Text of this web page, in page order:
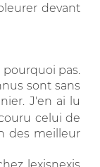
devant
pourquoi pas.
sont sans
J'en ai lu
celui de
des meilleur